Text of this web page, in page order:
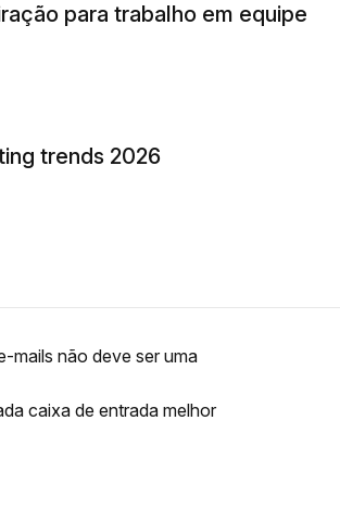
para trabalho em equipe
trends 2026
mails não deve ser uma
caixa de entrada melhor